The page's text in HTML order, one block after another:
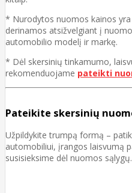
* Nurodytos nuomos kainos
derinamos atsižvelgiant į
automobilio modelį ir markę.
* Dėl skersinių tinkamumo,
rekomenduojame pateikti
Pateikite skersinių
Užpildykite trumpą formą –
automobiliui, įrangos laisvumą
susisieksime dėl nuomos sąlygų.